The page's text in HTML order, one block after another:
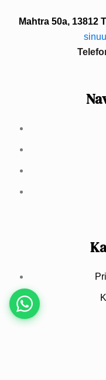
Mahtra 50a, 13812